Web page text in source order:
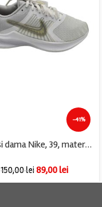
-41%
Adidasi dama Nike, 39, material textil, alb gri
150,00lei89,00lei